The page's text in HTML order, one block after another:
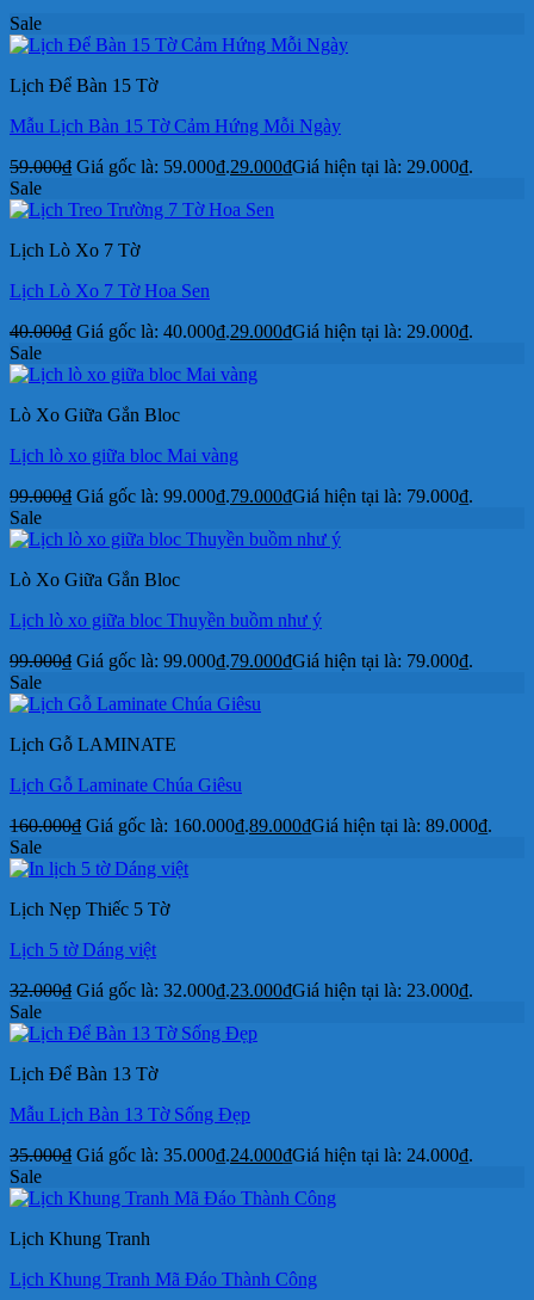
Sale
Lịch Để Bàn 15 Tờ
Mẫu Lịch Bàn 15 Tờ Cảm Hứng Mỗi Ngày
59.000₫ Giá gốc là: 59.000₫.29.000₫Giá hiện tại là: 29.000₫.
Sale
Lịch Lò Xo 7 Tờ
Lịch Lò Xo 7 Tờ Hoa Sen
40.000₫ Giá gốc là: 40.000₫.29.000₫Giá hiện tại là: 29.000₫.
Sale
Lò Xo Giữa Gắn Bloc
Lịch lò xo giữa bloc Mai vàng
99.000₫ Giá gốc là: 99.000₫.79.000₫Giá hiện tại là: 79.000₫.
Sale
Lò Xo Giữa Gắn Bloc
Lịch lò xo giữa bloc Thuyền buồm như ý
99.000₫ Giá gốc là: 99.000₫.79.000₫Giá hiện tại là: 79.000₫.
Sale
Lịch Gỗ LAMINATE
Lịch Gỗ Laminate Chúa Giêsu
160.000₫ Giá gốc là: 160.000₫.89.000₫Giá hiện tại là: 89.000₫.
Sale
Lịch Nẹp Thiếc 5 Tờ
Lịch 5 tờ Dáng việt
32.000₫ Giá gốc là: 32.000₫.23.000₫Giá hiện tại là: 23.000₫.
Sale
Lịch Để Bàn 13 Tờ
Mẫu Lịch Bàn 13 Tờ Sống Đẹp
35.000₫ Giá gốc là: 35.000₫.24.000₫Giá hiện tại là: 24.000₫.
Sale
Lịch Khung Tranh
Lịch Khung Tranh Mã Đáo Thành Công